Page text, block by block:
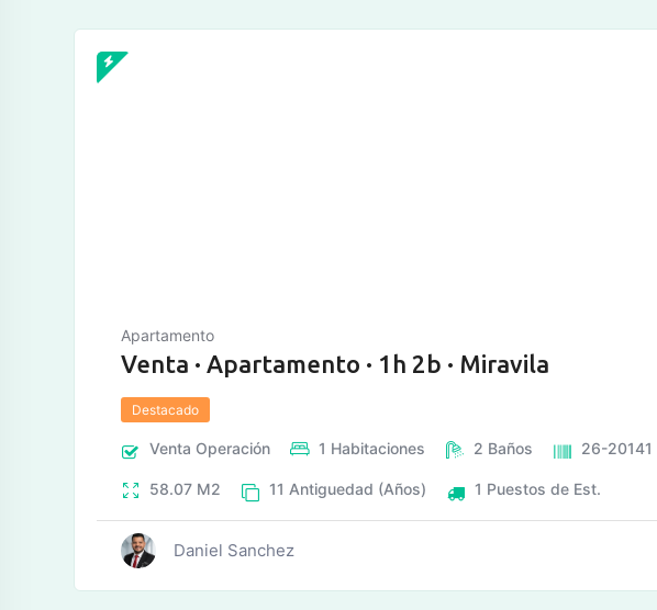
Apartamento
Venta · Apartamento · 1h 2b · Miravila
Destacado
Venta Operación 1 Habitaciones 2 Baños 26-20141
58.07 M2 11 Antiguedad (Años) 1 Puestos de Est.
Daniel Sanchez